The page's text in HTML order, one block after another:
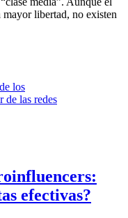
mayor libertad, no existen
efectivas?